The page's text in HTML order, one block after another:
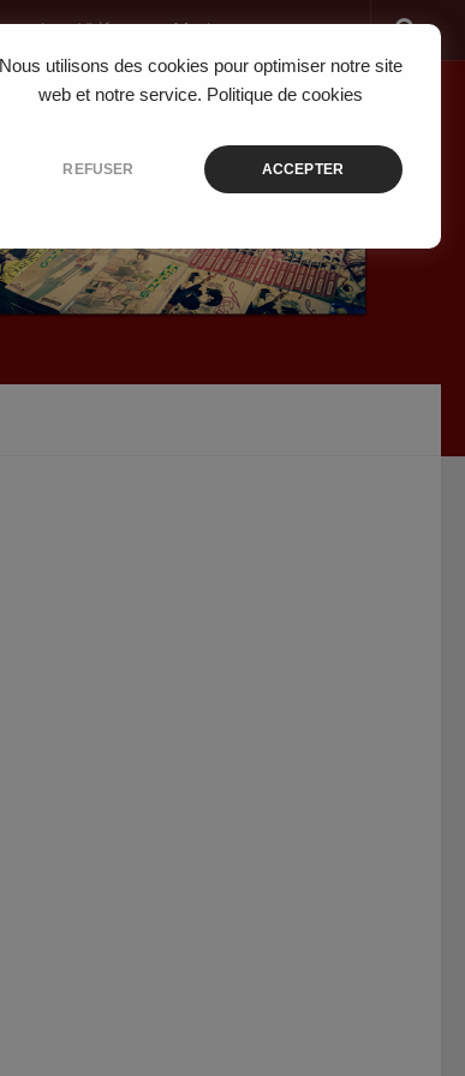
Nous utilisons des cookies pour optimiser notre site
web et notre service. Politique de cookies
REFUSER ACCEPTER
Jeux Vidéo Musique